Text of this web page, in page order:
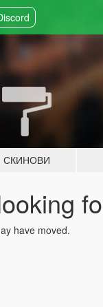
СКИНОВИ
have moved.